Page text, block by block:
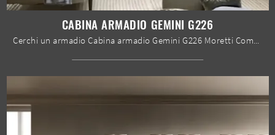
CABINA ARMADIO GEMINI G226
Cerchi un armadio Cabina armadio Gemini G226 Moretti Compact Giorno Notte? Clicca subito! Gli armadi cabine armadio con ante scorrevoli ti attendono.